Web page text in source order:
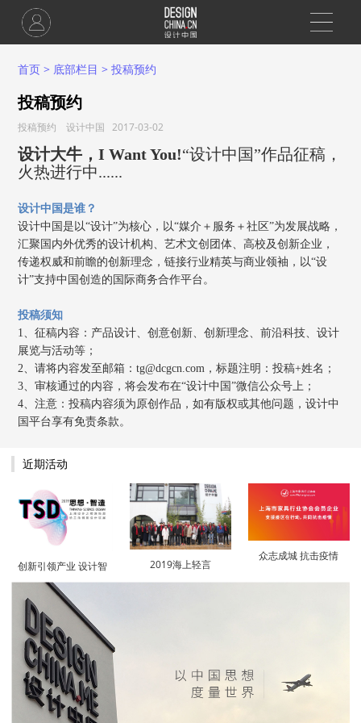
首页 > 底部栏目 >投稿预约
投稿预约
投稿预约 设计中国 2017-03-02
设计大牛，I Want You!“设计中国”作品征稿，
火热进行中......
设计中国是谁？
设计中国是以“设计”为核心，以“媒介＋服务＋社区”为发展战略，
汇聚国内外优秀的设计机构、艺术文创团体、高校及创新企业，
传递权威和前瞻的创新理念，链接行业精英与商业领袖，以“设
计”支持中国创造的国际商务合作平台。
投稿须知
1、征稿内容：产品设计、创意创新、创新理念、前沿科技、设计
展览与活动等；
2、请将内容发至邮箱：tg@dcgcn.com，标题注明：投稿+姓名；
3、审核通过的内容，将会发布在“设计中国”微信公众号上；
4、注意：投稿内容须为原创作品，如有版权或其他问题，设计中
国平台享有免责条款。
近期活动
创新引领产业 设计智 2019海上轻言
众志成城 抗击疫情